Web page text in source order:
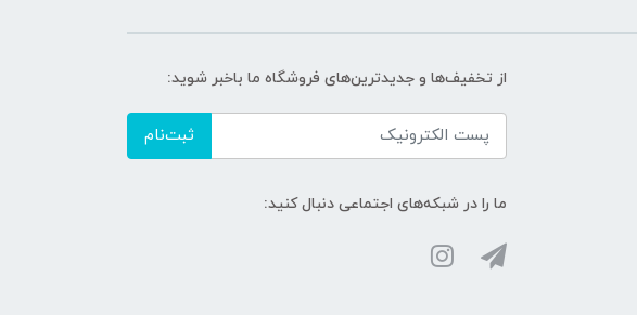
از تخفیف‌ها و جدیدترین‌های فروشگاه ما باخبر شوید:
ثبت‌نام
ما را در شبکه‌های اجتماعی دنبال کنید: